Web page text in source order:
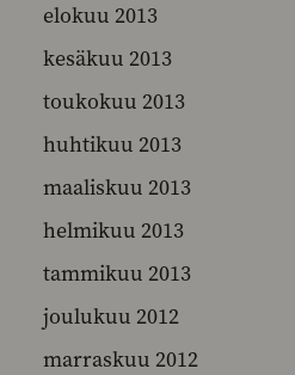
elokuu 2013
kesäkuu 2013
toukokuu 2013
huhtikuu 2013
maaliskuu 2013
helmikuu 2013
tammikuu 2013
joulukuu 2012
marraskuu 2012